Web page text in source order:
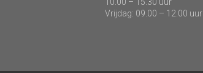
Vrijdag: 09.00 – 12.00 uur